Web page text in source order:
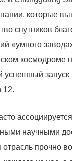
которые
спутников
«умного
космодроме
успешный запуск
12.
научными
отрасль прочно